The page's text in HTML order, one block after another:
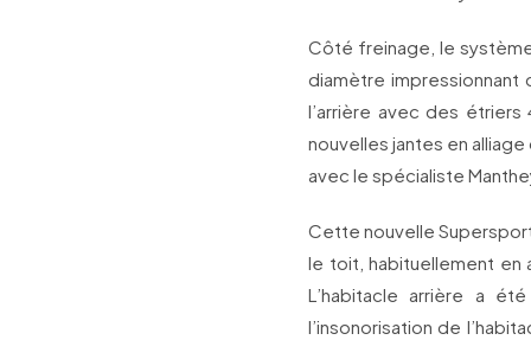
Côté freinage, le
diamètre impressionnant
l’arrière avec des
nouvelles jantes en
avec le spécialiste
Cette nouvelle
le toit, habituellement en
L’habitacle arrière a
l’insonorisation de